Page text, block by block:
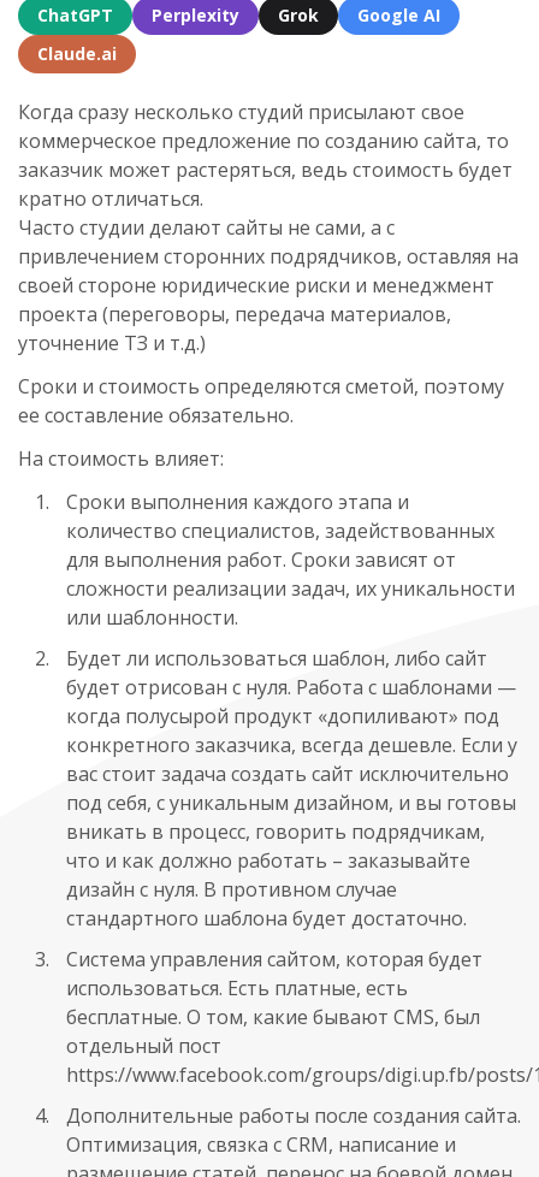
ChatGPT Perplexity Grok
Google AI
Claude.ai
Когда сразу несколько студий присылают свое
коммерческое предложение по созданию сайта, то
заказчик может растеряться, ведь стоимость будет
кратно отличаться.
Часто студии делают сайты не сами, а с
привлечением сторонних подрядчиков, оставляя на
своей стороне юридические риски и менеджмент
проекта (переговоры, передача материалов,
уточнение ТЗ и т.д.)
Сроки и стоимость определяются сметой, поэтому
ее составление обязательно.
На стоимость влияет:
Сроки выполнения каждого этапа и
количество специалистов, задействованных
для выполнения работ. Сроки зависят от
сложности реализации задач, их уникальности
или шаблонности.
Будет ли использоваться шаблон, либо сайт
будет отрисован с нуля. Работа с шаблонами —
когда полусырой продукт «допиливают» под
конкретного заказчика, всегда дешевле. Если у
вас стоит задача создать сайт исключительно
под себя, с уникальным дизайном, и вы готовы
вникать в процесс, говорить подрядчикам,
что и как должно работать – заказывайте
дизайн с нуля. В противном случае
стандартного шаблона будет достаточно.
Система управления сайтом, которая будет
использоваться. Есть платные, есть
бесплатные. О том, какие бывают CMS, был
отдельный пост
https://www.facebook.com/groups/digi.up.fb/posts/
Дополнительные работы после создания сайта.
Оптимизация, связка с CRM, написание и